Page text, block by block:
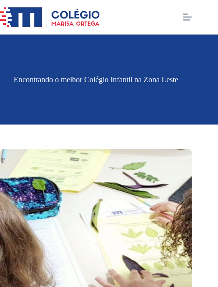
para
o
Encontrando o melhor Colégio Infantil na Zona Leste